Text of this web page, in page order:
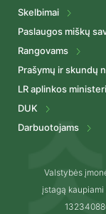
Skelbimai
Paslaugos miškų
Rangovams
Prašymų ir skundų
LR aplinkos
DUK
Darbuotojams
Valstybės
įstagą